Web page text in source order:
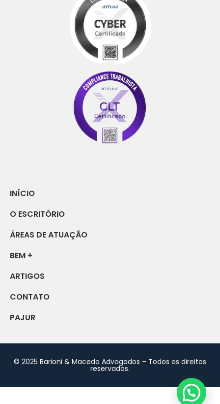
INÍCIO
O ESCRITÓRIO
ÁREAS DE ATUAÇÃO
BEM +
ARTIGOS
CONTATO
PAJUR
© 2025 Barioni & Macedo Advogados – Todos os direitos
reservados.